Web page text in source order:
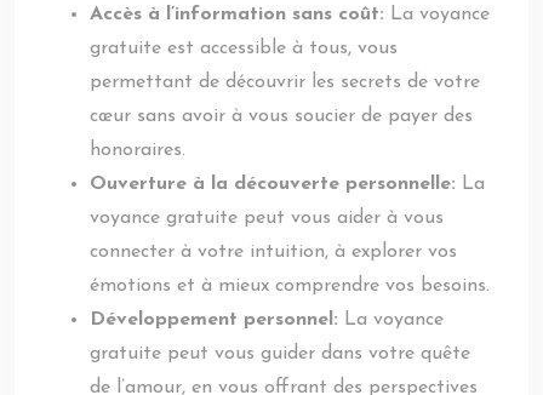
Accès à l’information sans coût: La voyance
gratuite est accessible à tous, vous
permettant de découvrir les secrets de votre
cœur sans avoir à vous soucier de payer des
honoraires.
Ouverture à la découverte personnelle: La
voyance gratuite peut vous aider à vous
connecter à votre intuition, à explorer vos
émotions et à mieux comprendre vos besoins.
Développement personnel: La voyance
gratuite peut vous guider dans votre quête
de l’amour, en vous offrant des perspectives